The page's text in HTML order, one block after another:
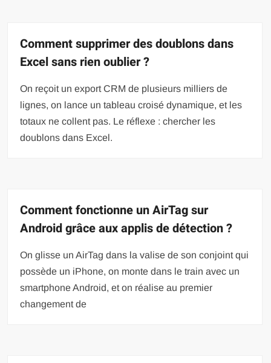
Comment supprimer des doublons dans
Excel sans rien oublier ?
On reçoit un export CRM de plusieurs milliers de
lignes, on lance un tableau croisé dynamique, et les
totaux ne collent pas. Le réflexe : chercher les
doublons dans Excel.
Comment fonctionne un AirTag sur
Android grâce aux applis de détection ?
On glisse un AirTag dans la valise de son conjoint qui
possède un iPhone, on monte dans le train avec un
smartphone Android, et on réalise au premier
changement de